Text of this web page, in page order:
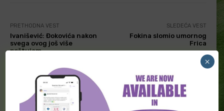
PRETHODNA VEST
Ivanišević: Đokovića nakon
svega ovog još više
poštujem
SLEDEĆA VEST
Fokina slomio umornog
Frica
POVEZANI ČLANCI
Đoković nije optimističan pred
×